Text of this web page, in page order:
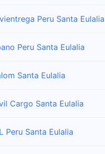
Peru Santa Eulalia
Peru Santa Eulalia
Santa Eulalia
Cargo Santa Eulalia
Peru Santa Eulalia